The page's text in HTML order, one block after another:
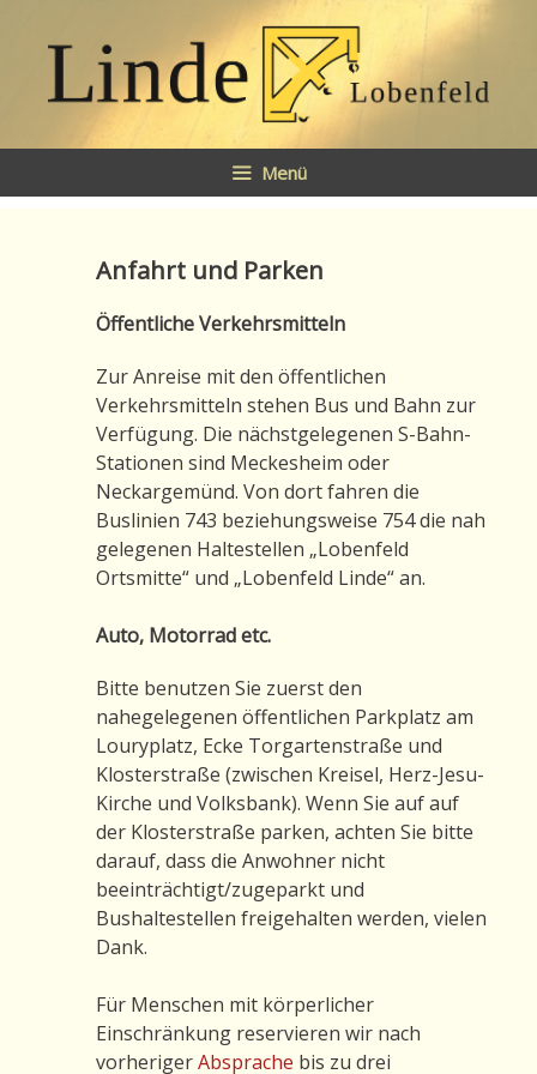
Menü
Anfahrt und Parken
Öffentliche Verkehrsmitteln
Zur Anreise mit den öffentlichen
Verkehrsmitteln stehen Bus und Bahn zur
Verfügung. Die nächstgelegenen S-Bahn-
Stationen sind Meckesheim oder
Neckargemünd. Von dort fahren die
Buslinien 743 beziehungsweise 754 die nah
gelegenen Haltestellen „Lobenfeld
Ortsmitte“ und „Lobenfeld Linde“ an.
Auto, Motorrad etc.
Bitte benutzen Sie zuerst den
nahegelegenen öffentlichen Parkplatz am
Louryplatz, Ecke Torgartenstraße und
Klosterstraße (zwischen Kreisel, Herz-Jesu-
Kirche und Volksbank). Wenn Sie auf auf
der Klosterstraße parken, achten Sie bitte
darauf, dass die Anwohner nicht
beeinträchtigt/zugeparkt und
Bushaltestellen freigehalten werden, vielen
Dank.
Für Menschen mit körperlicher
Einschränkung reservieren wir nach
vorherigerAbsprache bis zu drei